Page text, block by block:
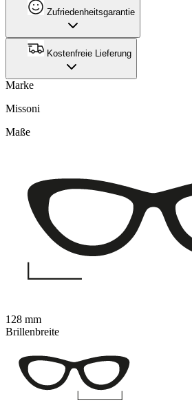
Zufriedenheitsgarantie
Kostenfreie Lieferung
Marke
Missoni
Maße
128 mm
Brillenbreite